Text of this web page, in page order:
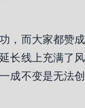
，而大家都赞成
长线上充满了风
成不变是无法创